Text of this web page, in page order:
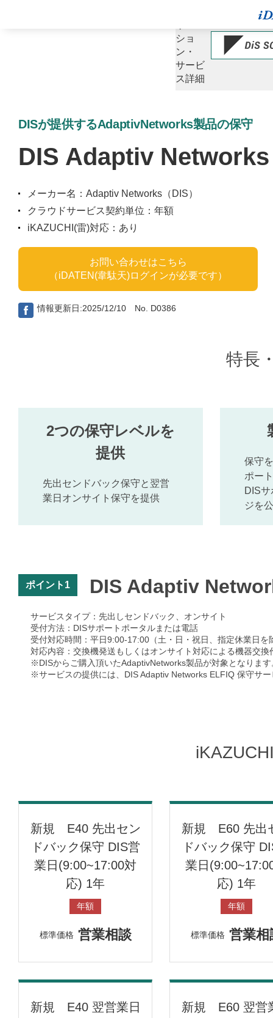
ショ
ン・
サービ
ス詳細
DISが提供するAdaptivNetworks製品の保守
DIS Adaptiv
メーカー名：Adaptiv Networks（DIS）
クラウドサービス契約単位：年額
iKAZUCHI(雷)対応：あり
お問い合わせはこちら
（iDATEN(韋駄天)ログインが必要です）
情報更新日:2025/12/10 No. D0386
特長
2つの保守レベルを
提供
先出センドバック保守と翌営
業日オンサイト保守を提供
保守
ポー
DIS
ジを
ポイント1 DIS Adaptiv
サービスタイプ：先出しセンドバック、オンサイト
受付方法：DISサポートポータルまたは電話
受付対応時間：平日9:00-17:00（土・日・祝日、指定休業日を
対応内容：交換機発送もしくはオンサイト対応による機器交換
※DISからご購入頂いたAdaptivNetworks製品が対象となります
※サービスの提供には、DIS Adaptiv Networks ELFIQ 保守サ
新規 E40 先出セン
ドバック保守 DIS営
業日(9:00~17:00対
応) 1年
年額
標準価格 営業相談
新規 E60 先出
ドバック保守
業日
応) 1年
年額
標準価格 営業相
新規 E40 翌営業日
新規 E60 翌営